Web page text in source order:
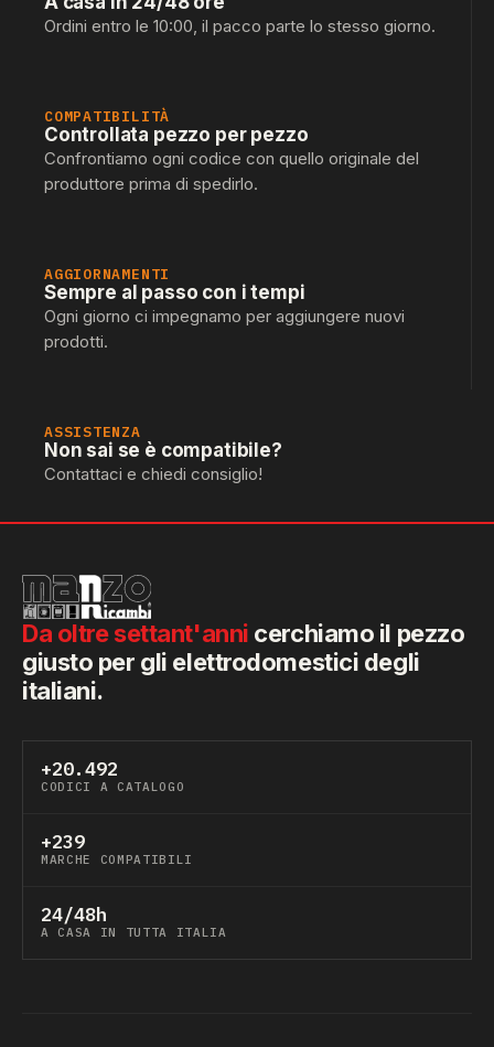
Ordini entro le 10:00, il pacco parte lo stesso giorno.
COMPATIBILITÀ
Controllata pezzo per pezzo
Confrontiamo ogni codice con quello originale del
produttore prima di spedirlo.
AGGIORNAMENTI
Sempre al passo con i tempi
Ogni giorno ci impegnamo per aggiungere nuovi
prodotti.
ASSISTENZA
Non sai se è compatibile?
Contattaci e chiedi consiglio!
Da oltre settant'anni cerchiamo il pezzo
giusto per gli elettrodomestici degli
italiani.
+20.492
CODICI A CATALOGO
+239
MARCHE COMPATIBILI
24/48h
A CASA IN TUTTA ITALIA